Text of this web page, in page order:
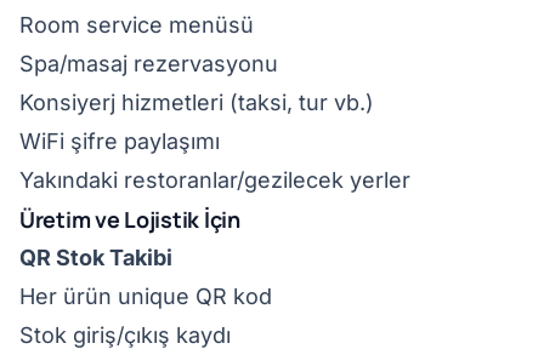
Room service menüsü
Spa/masaj rezervasyonu
Konsiyerj hizmetleri (taksi, tur vb.)
WiFi şifre paylaşımı
Yakındaki restoranlar/gezilecek yerler
Üretim ve Lojistik İçin
QR Stok Takibi
Her ürün unique QR kod
Stok giriş/çıkış kaydı